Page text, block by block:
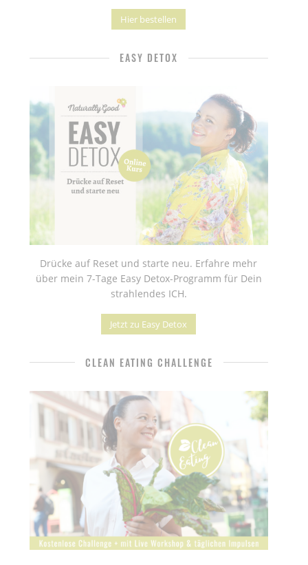
Hier bestellen
EASY DETOX
Drücke auf Reset und starte neu. Erfahre mehr
über mein 7-Tage Easy Detox-Programm für Dein
strahlendes ICH.
Jetzt zu Easy Detox
CLEAN EATING CHALLENGE